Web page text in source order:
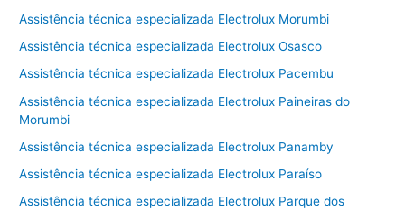
Assistência técnica especializada Electrolux Morumbi
Assistência técnica especializada Electrolux Osasco
Assistência técnica especializada Electrolux Pacembu
Assistência técnica especializada Electrolux Paineiras do
Morumbi
Assistência técnica especializada Electrolux Panamby
Assistência técnica especializada Electrolux Paraíso
Assistência técnica especializada Electrolux Parque dos